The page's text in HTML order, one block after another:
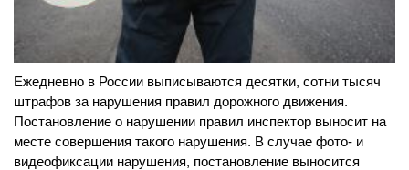
Ежедневно в России выписываются десятки, сотни тысяч
штрафов за нарушения правил дорожного движения.
Постановление о нарушении правил инспектор выносит на
месте совершения такого нарушения. В случае фото- и
видеофиксации нарушения, постановление выносится